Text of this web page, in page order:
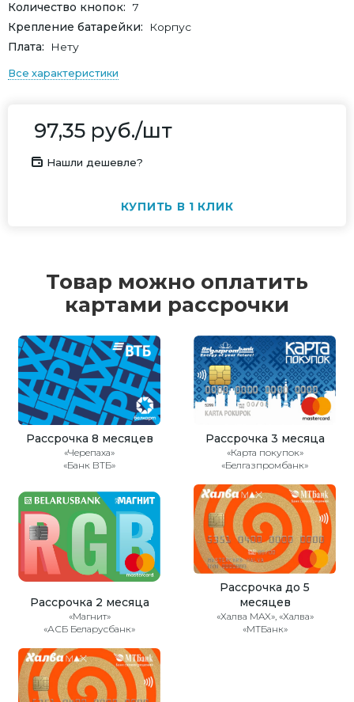
Количество кнопок
7
Крепление батарейки
Корпус
Плата
Нету
Все характеристики
97,35 руб./шт
Нашли дешевле?
КУПИТЬ В 1 КЛИК
Товар можно оплатить
картами рассрочки
Рассрочка 8 месяцев
«Черепаха»
«Банк ВТБ»
Рассрочка 3 месяца
«Карта покупок»
«Белгазпромбанк»
Рассрочка 2 месяца
«Магнит»
«АСБ Беларусбанк»
Рассрочка до 5
месяцев
«Халва MAX», «Халва»
«МТБанк»